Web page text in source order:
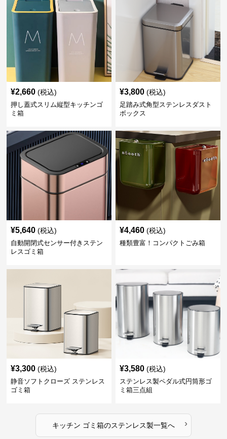
¥2,660 (税込)
押し蓋式スリム縦型キッチンゴ
ミ箱
¥3,800 (税込)
足踏み式角型ステンレスダスト
ボックス
¥5,640 (税込)
自動開閉式センサー付きステン
レスゴミ箱
¥4,460 (税込)
種類豊富！コンパクトごみ箱
¥3,300 (税込)
静音ソフトクローズ ステンレス
ゴミ箱
¥3,580 (税込)
ステンレス製ペダル式円筒形ゴ
ミ箱三点組
キッチン ゴミ箱のステンレス製一覧へ ›